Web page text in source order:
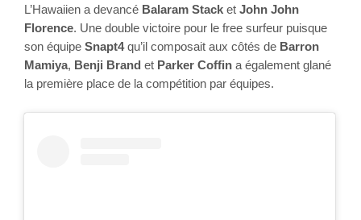
L’Hawaiien a devancé Balaram Stack et John John
Florence. Une double victoire pour le free surfeur puisque
son équipe Snapt4 qu’il composait aux côtés de Barron
Mamiya, Benji Brand et Parker Coffin a également glané
la première place de la compétition par équipes.